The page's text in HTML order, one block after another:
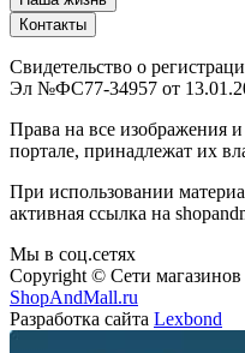
Контакты
Свидетельство о
Эл №ФС77-34957 от
Права на все изображения
портале, принадлежат их
При использовании
активная ссылка на
Мы в соц.сетях
Copyright © Сети
ShopAndMall.ru
Разработка сайта Lexbond